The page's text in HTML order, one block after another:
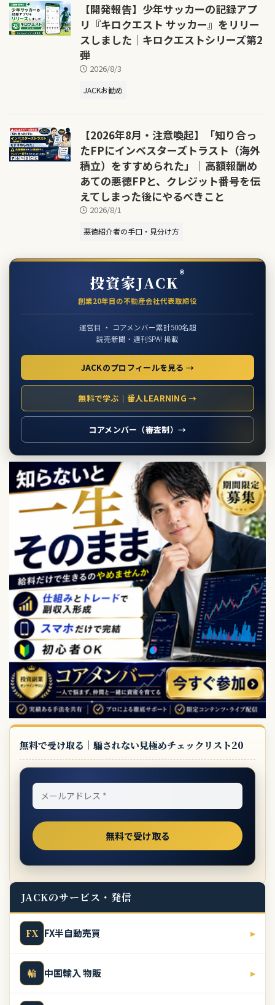
【開発報告】少年サッカーの記録アプ
リ『キロクエスト サッカー』をリリー
スしました｜キロクエストシリーズ第2
弾
2026/8/3
JACKお勧め
【2026年8月・注意喚起】「知り合っ
たFPにインベスターズトラスト（海外
積立）をすすめられた」｜高額報酬め
あての悪徳FPと、クレジット番号を伝
えてしまった後にやるべきこと
2026/8/1
悪徳紹介者の手口・見分け方
投資家JACK®
創業20年目の不動産会社代表取締役
運営目 ・ コアメンバー累計500名超
読売新聞・週刊SPA! 掲載
JACKのプロフィールを見る →
無料で学ぶ｜番人LEARNING →
コアメンバー（審査制）→
無料で受け取る｜騙されない見極めチェックリスト20
JACKのサービス・発信
FX FX半自動売買 ▸
輸 中国輸入 物販 ▸